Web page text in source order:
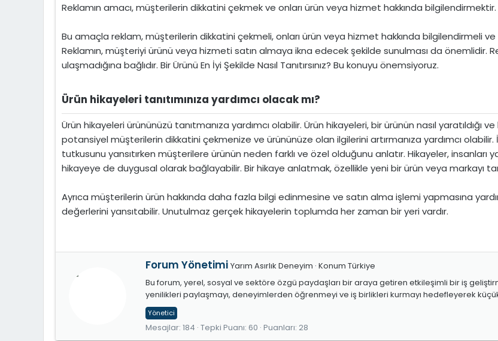
Reklamın amacı, müşterilerin dikkatini çekmek ve onları ürün veya hizmet hakkında bilgilendirmektir.
Bu amaçla reklam, müşterilerin dikkatini çekmeli, onları ürün veya hizmet hakkında bilgilendirmeli ve
Reklamın, müşteriyi ürünü veya hizmeti satın almaya ikna edecek şekilde sunulması da önemlidir.
ulaşmadığına bağlıdır. Bir Ürünü En İyi Şekilde Nasıl Tanıtırsınız? Bu konuyu önemsiyoruz.
Ürün hikayeleri tanıtımınıza yardımcı olacak mı?​
Ürün hikayeleri ürününüzü tanıtmanıza yardımcı olabilir. Ürün hikayeleri, bir ürünün nasıl yaratıldığı
potansiyel müşterilerin dikkatini çekmenize ve ürününüze olan ilgilerini artırmanıza yardımcı olabilir.
tutkusunu yansıtırken müşterilere ürünün neden farklı ve özel olduğunu anlatır. Hikayeler,
hikayeye de duygusal olarak bağlayabilir. Bir hikaye anlatmak, özellikle yeni bir ürün veya markayı
Ayrıca müşterilerin ürün hakkında daha fazla bilgi edinmesine ve satın alma işlemi yapmasına
değerlerini yansıtabilir. Unutulmaz gerçek hikayelerin toplumda her zaman bir yeri vardır.
Y
z
a
r
Forum Yönetimi Yarım Asırlık Deneyim · Konum Türkiye
Bu forum, yerel, sosyal ve sektöre özgü paydaşları bir araya getiren etkileşimli bir iş
yenilikleri paylaşmayı, deneyimlerden öğrenmeyi ve iş birlikleri kurmayı hedefleyerek
Yönetici
Mesajlar 184 Tepki Puanı 60 Puanları 28